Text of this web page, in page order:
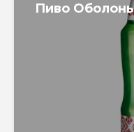
Пиво Оболонь